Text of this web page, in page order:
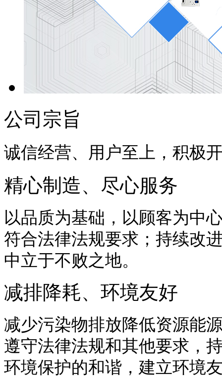
公司宗旨
诚信经营、用户至上，积极
精心制造、尽心服务
以品质为基础，以顾客为中
符合法律法规要求；持续改
中立于不败之地。
减排降耗、环境友好
减少污染物排放降低资源能
遵守法律法规和其他要求，
环境保护的和谐，建立环境